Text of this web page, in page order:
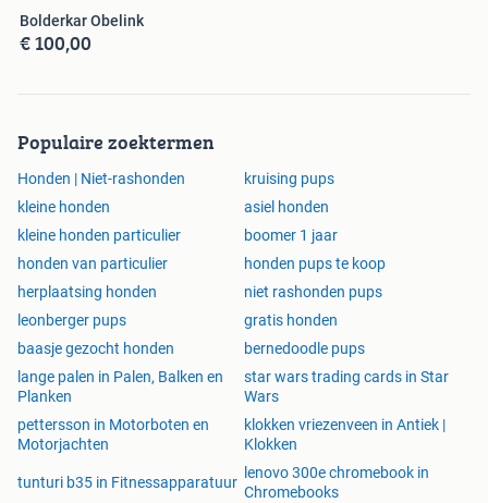
Bolderkar Obelink
€ 100,00
Populaire zoektermen
Honden | Niet-rashonden
kruising pups
kleine honden
asiel honden
kleine honden particulier
boomer 1 jaar
honden van particulier
honden pups te koop
herplaatsing honden
niet rashonden pups
leonberger pups
gratis honden
baasje gezocht honden
bernedoodle pups
lange palen in Palen, Balken en
Planken
star wars trading cards in Star
Wars
pettersson in Motorboten en
Motorjachten
klokken vriezenveen in Antiek |
Klokken
tunturi b35 in Fitnessapparatuur
lenovo 300e chromebook in
Chromebooks